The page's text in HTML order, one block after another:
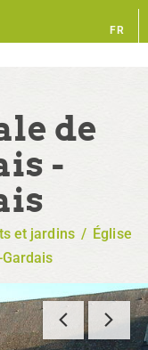
FR
de
-
et jardins / Église